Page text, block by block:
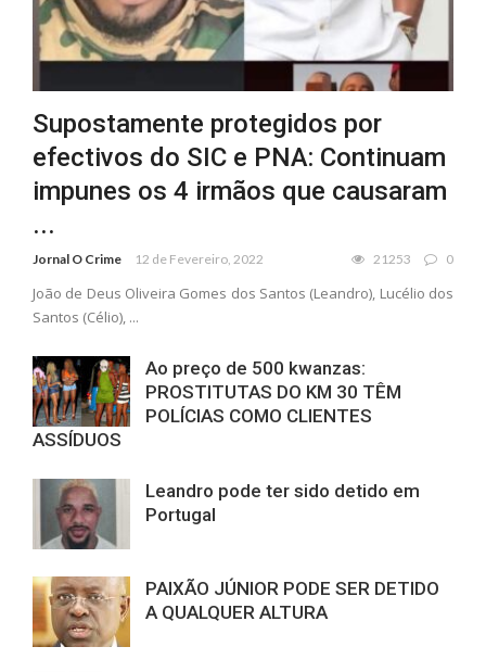
Supostamente protegidos por
efectivos do SIC e PNA: Continuam
impunes os 4 irmãos que causaram
...
Jornal O Crime 12 de Fevereiro, 2022 21253 0
João de Deus Oliveira Gomes dos Santos (Leandro), Lucélio dos
Santos (Célio), ...
Ao preço de 500 kwanzas:
PROSTITUTAS DO KM 30 TÊM
POLÍCIAS COMO CLIENTES
ASSÍDUOS
Leandro pode ter sido detido em
Portugal
PAIXÃO JÚNIOR PODE SER DETIDO
A QUALQUER ALTURA